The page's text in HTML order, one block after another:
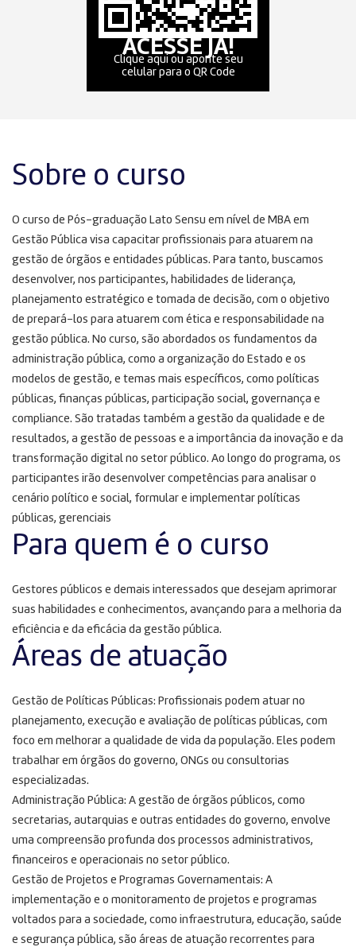
Sobre o curso
O curso de Pós-graduação Lato Sensu em nível de MBA em
Gestão Pública visa capacitar profissionais para atuarem na
gestão de órgãos e entidades públicas. Para tanto, buscamos
desenvolver, nos participantes, habilidades de liderança,
planejamento estratégico e tomada de decisão, com o objetivo
de prepará-los para atuarem com ética e responsabilidade na
gestão pública. No curso, são abordados os fundamentos da
administração pública, como a organização do Estado e os
modelos de gestão, e temas mais específicos, como políticas
públicas, finanças públicas, participação social, governança e
compliance. São tratadas também a gestão da qualidade e de
resultados, a gestão de pessoas e a importância da inovação e da
transformação digital no setor público. Ao longo do programa, os
participantes irão desenvolver competências para analisar o
cenário político e social, formular e implementar políticas
públicas, gerenciais
Para quem é o curso
Gestores públicos e demais interessados ​​que desejam aprimorar
suas habilidades e conhecimentos, avançando para a melhoria da
eficiência e da eficácia da gestão pública.
Áreas de atuação
Gestão de Políticas Públicas: Profissionais podem atuar no
planejamento, execução e avaliação de políticas públicas, com
foco em melhorar a qualidade de vida da população. Eles podem
trabalhar em órgãos do governo, ONGs ou consultorias
especializadas.
Administração Pública: A gestão de órgãos públicos, como
secretarias, autarquias e outras entidades do governo, envolve
uma compreensão profunda dos processos administrativos,
financeiros e operacionais no setor público.
Gestão de Projetos e Programas Governamentais: A
implementação e o monitoramento de projetos e programas
voltados para a sociedade, como infraestrutura, educação, saúde
e segurança pública, são áreas de atuação recorrentes para
ACESSE JÁ!
Clique aqui ou aponte seu
celular para o QR Code